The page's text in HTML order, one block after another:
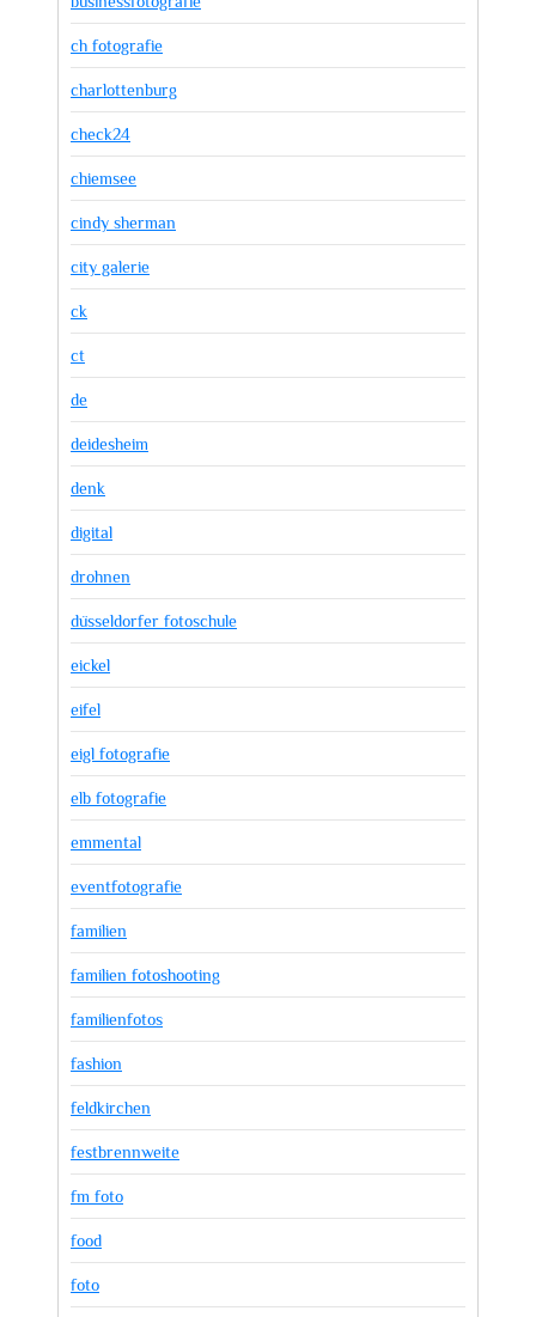
ch fotografie
charlottenburg
check24
chiemsee
cindy sherman
city galerie
ck
ct
de
deidesheim
denk
digital
drohnen
düsseldorfer fotoschule
eickel
eifel
eigl fotografie
elb fotografie
emmental
eventfotografie
familien
familien fotoshooting
familienfotos
fashion
feldkirchen
festbrennweite
fm foto
food
foto